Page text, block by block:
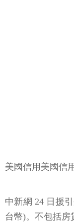
美國信用美國信
中新網 24 日援
台幣)。不包括房